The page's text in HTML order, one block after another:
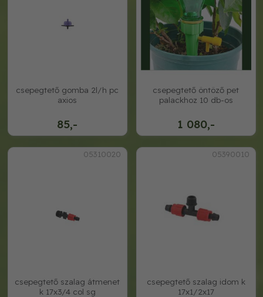
85,-
csepegtető gomba 2l/h pc
axios
1 080,-
csepegtető öntöző pet
palackhoz 10 db-os
05310020
csepegtető szalag átmenet
k 17x3/4 col sg
05390010
csepegtető szalag idom k
17x1/2x17